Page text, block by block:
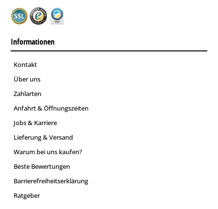
Informationen
Kontakt
Über uns
Zahlarten
Anfahrt & Öffnungszeiten
Jobs & Karriere
Lieferung & Versand
Warum bei uns kaufen?
Beste Bewertungen
Barrierefreiheitserklärung
Ratgeber